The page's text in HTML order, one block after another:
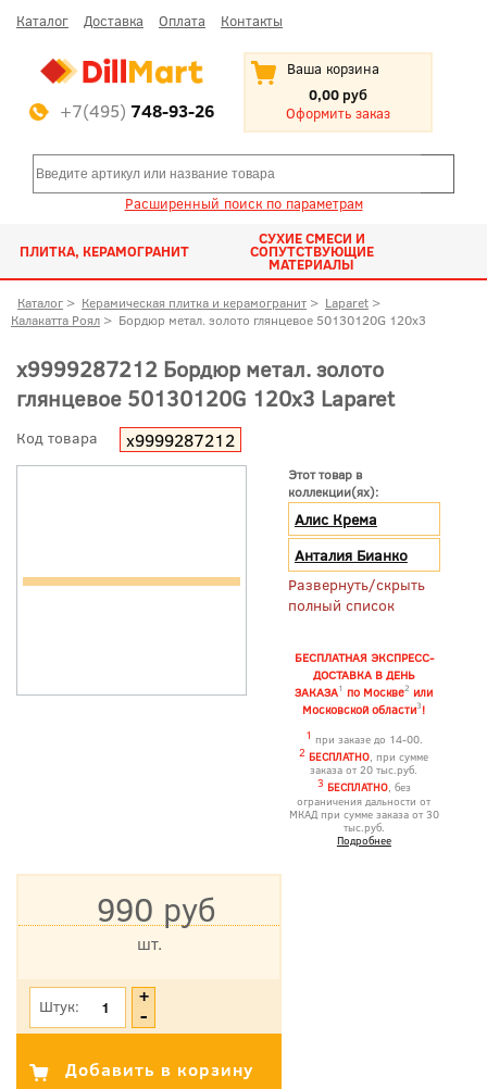
Каталог Доставка Оплата Контакты
+7(495) 748-93-26
Ваша корзина
0,00 руб
Оформить заказ
Расширенный поиск по параметрам
ПЛИТКА, КЕРАМОГРАНИТ
СУХИЕ СМЕСИ И
СОПУТСТВУЮЩИЕ
МАТЕРИАЛЫ
Каталог > Керамическая плитка и керамогранит > Laparet >
Калакатта Роял > Бордюр метал. золото глянцевое 50130120G 120x3
х9999287212 Бордюр метал. золото
глянцевое 50130120G 120x3 Laparet
Код товара х9999287212
Этот товар в
коллекции(ях):
Алис Крема
Анталия Бианко
Развернуть/скрыть
полный список
БЕСПЛАТНАЯ ЭКСПРЕСС-
ДОСТАВКА В ДЕНЬ
ЗАКАЗА1 по Москве2 или
Московской области3!
1 при заказе до 14-00.
2 БЕСПЛАТНО, при сумме
заказа от 20 тыс.руб.
3 БЕСПЛАТНО, без
ограничения дальности от
МКАД при сумме заказа от 30
тыс.руб.
Подробнее
990 руб
шт.
Штук: